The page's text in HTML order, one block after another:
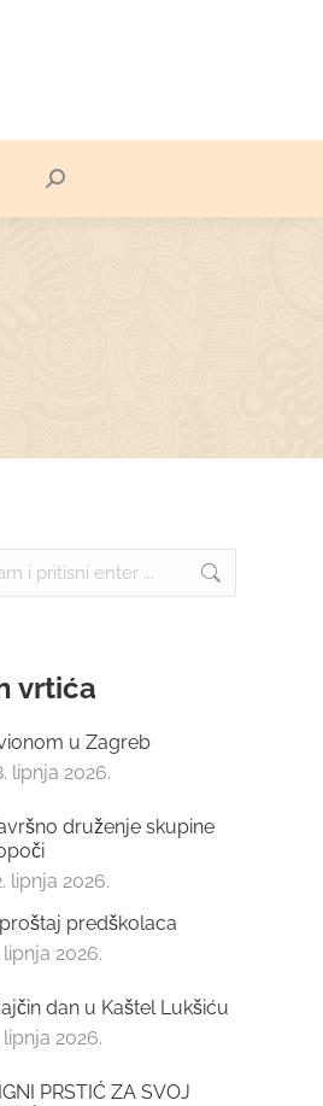
Search:
vrtića
u Zagreb
lipnja 2026.
druženje skupine
lipnja 2026.
predškolaca
lipnja 2026.
dan u Kaštel Lukšiću
lipnja 2026.
PRSTIĆ ZA SVOJ